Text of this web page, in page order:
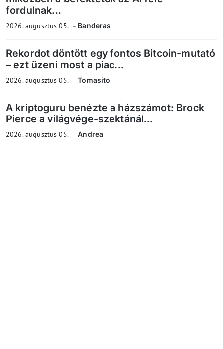
fordulnak...
2026. augusztus 05. Banderas
Rekordot döntött egy fontos Bitcoin-mutató
– ezt üzeni most a piac...
2026. augusztus 05. Tomasito
A kriptoguru benézte a házszámot: Brock
Pierce a világvége-szektánál...
2026. augusztus 05. Andrea